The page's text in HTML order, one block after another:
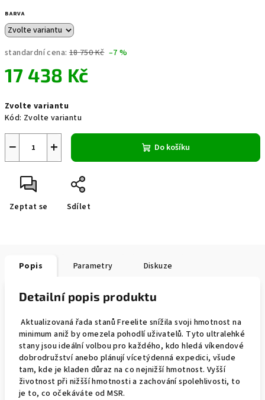
BARVA
standardní cena: 18 750 Kč –7 %
17 438 Kč
cena:
Zvolte variantu
Kód: Zvolte variantu
+
− Do košíku
Zeptat se Sdílet
Popis Parametry Diskuze
Detailní popis produktu
Aktualizovaná řada stanů Freelite snížila svoji hmotnost na
minimum aniž by omezela pohodlí uživatelů. Tyto ultralehké
stany jsou ideální volbou pro každého, kdo hledá víkendové
dobrodružství anebo plánují vícetýdenná expedici, všude
tam, kde je kladen důraz na co nejnižší hmotnost. Vyšší
životnost při nižšší hmotnosti a zachování spolehlivosti, to
je to, co očekáváte od MSR.